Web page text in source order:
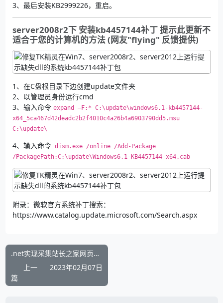
3、最后安装KB2999226，重启。
server2008r2下 安装kb4457144补丁 提示此更新不
适合于您的计算机的方法 (网友"flying" 反馈提供)
1、在C盘根目录下边创建update文件夹
2、以管理员身份运行cmd
3、输入命令 expand –F:* C:\update\windows6.1-kb4457144-
x64_5ca467d42deadc2b2f4010c4a26b4a6903790dd5.msu
C:\update\
4、输入命令 dism.exe /online /Add-Package
/PackagePath:C:\update\Windows6.1-KB4457144-x64.cab
附录：微软官方系统补丁搜索：
https://www.catalog.update.microsoft.com/Search.aspx
.net实现采集站长之家网页模板资源全版块批量下载工具源码
上一
篇
2023年02月07日